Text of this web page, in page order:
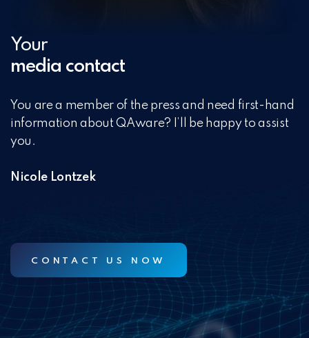
Your
media contact
You are a member of the press and need first-hand
information about QAware? I’ll be happy to assist
you.
Nicole Lontzek
CONTACT US NOW